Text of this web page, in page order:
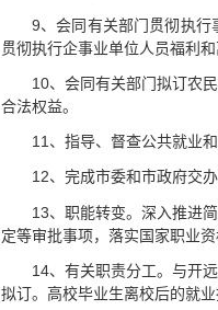
9、会同有关部门贯彻执行
贯彻执行企事业单位人员福利和
10、会同有关部门拟订农
合法权益。
11、指导、督查公共就业
12、完成市委和市政府交办
13、职能转变。深入推进
定等审批事项，落实国家职业
14、有关职责分工。与开
拟订。高校毕业生离校后的就